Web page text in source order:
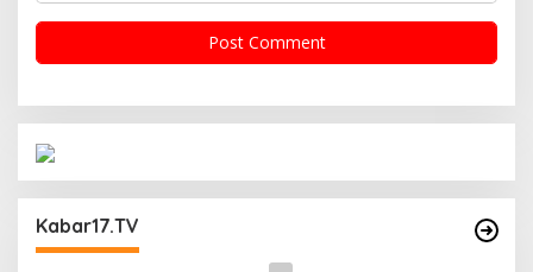
Kabar17.TV
Operasi Cipta Kondisi Digelar Polsek
Malam Libur